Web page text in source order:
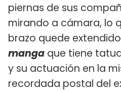
piernas de sus
mirando a cámara, lo
brazo quede
manga que tiene
y su actuación en la
recordada postal del